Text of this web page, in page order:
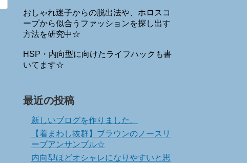
おしゃれ迷子からの脱出法や、ホロスコ
ープから似合うファッションを探し出す
方法を研究中☆
HSP・内向型に向けたライフハックも書
いてます☆
最近の投稿
新しいブログを作りました。
【着まわし抜群】ブラウンのノースリ
ーブアンサンブル☆
内向型ほどオシャレになりやすいと思